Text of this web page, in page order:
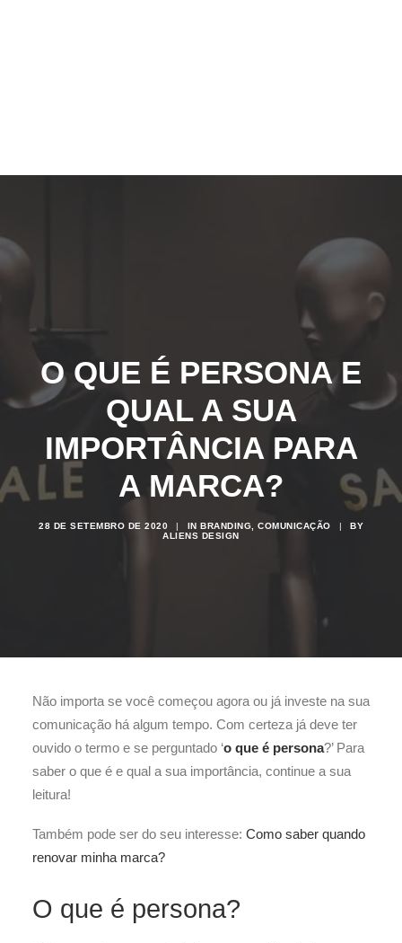
O QUE É PERSONA E
QUAL A SUA
IMPORTÂNCIA PARA
A MARCA?
28 DE SETEMBRO DE 2020 | IN BRANDING COMUNICAÇÃO |
BY
ALIENS DESIGN
Não importa se você começou agora ou já investe na sua
comunicação há algum tempo. Com certeza já deve ter
ouvido o termo e se perguntado ‘o que é persona?’ Para
saber o que é e qual a sua importância, continue a sua
leitura!
Também pode ser do seu interesse: Como saber quando
renovar minha marca?
O que é persona?